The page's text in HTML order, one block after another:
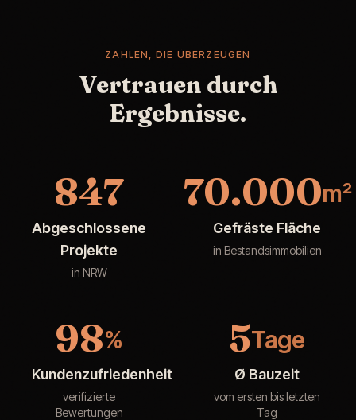
ZAHLEN, DIE ÜBERZEUGEN
Vertrauen durch
Ergebnisse.
847
Abgeschlossene
Projekte
in NRW
70.000m²
Gefräste Fläche
in Bestandsimmobilien
98%
Kundenzufriedenheit
verifizierte
Bewertungen
5Tage
Ø Bauzeit
vom ersten bis letzten
Tag